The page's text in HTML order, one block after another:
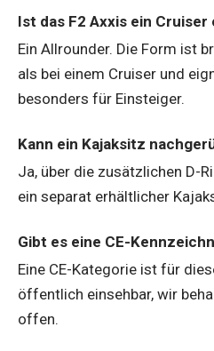
Ist das F2 Axxis ein
Ein Allrounder. Die Form ist
als bei einem Cruiser und
besonders für Einsteiger.
Kann ein Kajaksitz
Ja, über die zusätzlichen D-
ein separat erhältlicher
Gibt es eine CE-
Eine CE-Kategorie ist für
öffentlich einsehbar, wir
offen.